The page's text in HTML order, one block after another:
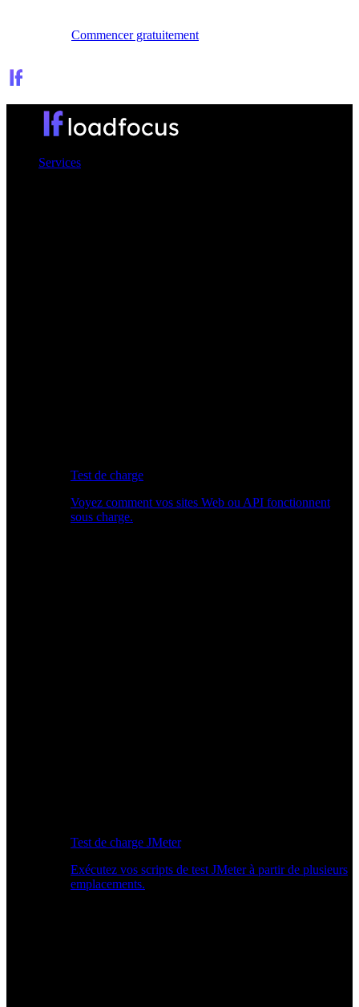
Commencer gratuitement
Services
Test de charge
Voyez comment vos sites Web ou API fonctionnent
sous charge.
Test de charge JMeter
Exécutez vos scripts de test JMeter à partir de plusieurs
emplacements.